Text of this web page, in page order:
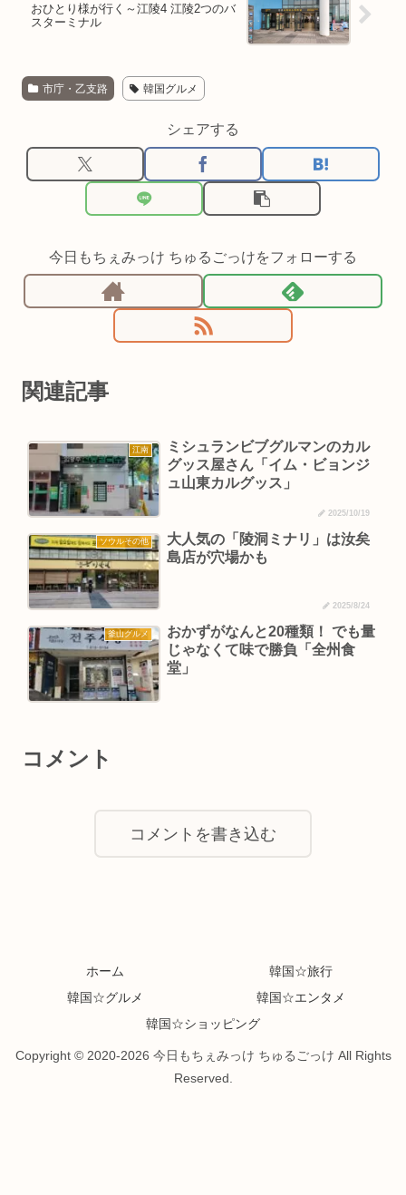
おひとり様が行く～江陵4 江陵2つのバ
スターミナル
市庁・乙支路 韓国グルメ
シェアする
今日もちぇみっけ ちゅるごっけをフォローする
関連記事
江南
ミシュランビブグルマンのカル
グッス屋さん「イム・ビョンジ
ュ山東カルグッス」
2025/10/19
ソウルその他
大人気の「陵洞ミナリ」は汝矣
島店が穴場かも
2025/8/24
釜山グルメ
おかずがなんと20種類！ でも量
じゃなくて味で勝負「全州食
堂」
コメント
コメントを書き込む
ホーム
韓国☆旅行
韓国☆グルメ
韓国☆エンタメ
韓国☆ショッピング
Copyright © 2020-2026 今日もちぇみっけ ちゅるごっけ All Rights
Reserved.